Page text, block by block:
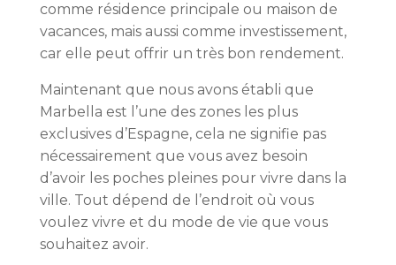
comme résidence principale ou maison de
vacances, mais aussi comme investissement,
car elle peut offrir un très bon rendement.
Maintenant que nous avons établi que
Marbella est l’une des zones les plus
exclusives d’Espagne, cela ne signifie pas
nécessairement que vous avez besoin
d’avoir les poches pleines pour vivre dans la
ville. Tout dépend de l’endroit où vous
voulez vivre et du mode de vie que vous
souhaitez avoir.